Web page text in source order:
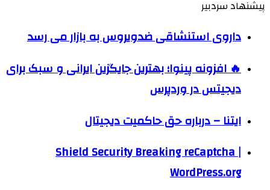
پیشنهاد سردبیر
داروی استنشاقی ضدویروس به بازار می رسد
🔥 افزونه پینوا؛ بهترین جایگزین ایرانی و سبک برای
دیجیتس در وردپرس
ايتنا – درباره حق حاکمیت دیجیتال
Shield Security Breaking reCaptcha |
WordPress.org